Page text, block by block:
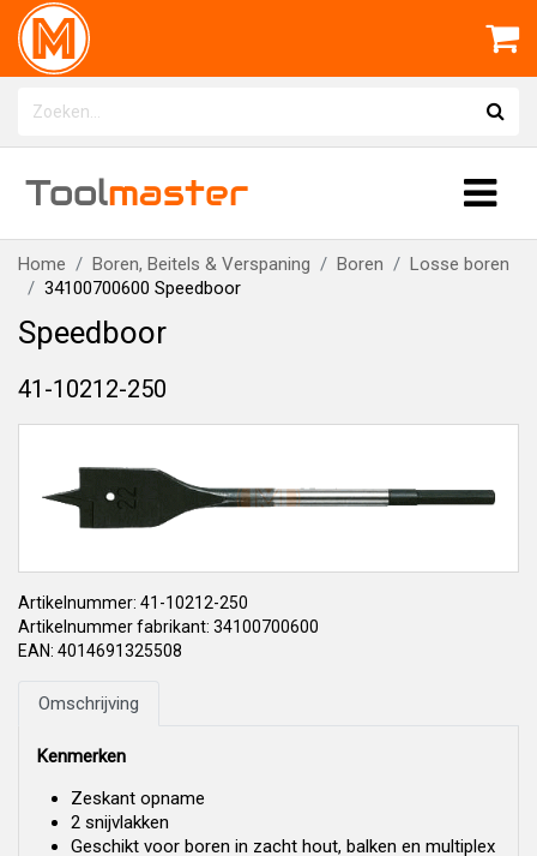
Toolmaster
Home Boren, Beitels & Verspaning Boren
Losse boren
34100700600 Speedboor
Speedboor
41-10212-250
Artikelnummer: 41-10212-250
Artikelnummer fabrikant: 34100700600
EAN: 4014691325508
Omschrijving
Kenmerken
Zeskant opname
2 snijvlakken
Geschikt voor boren in zacht hout, balken en multiplex